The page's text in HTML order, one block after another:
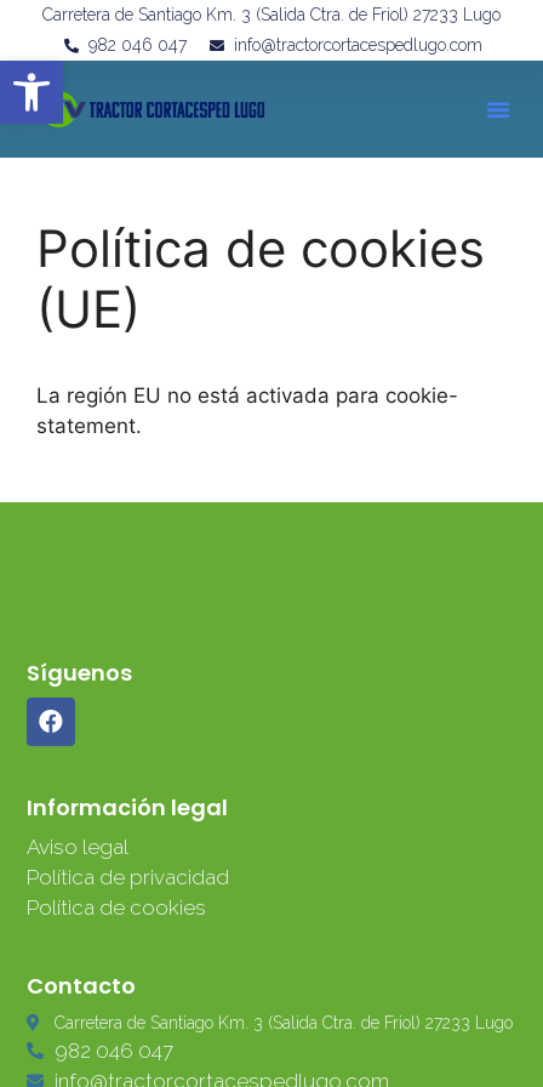
Abrir barra de herramientas
Carretera de Santiago Km. 3 (Salida Ctra. de Friol) 27233 Lugo
982 046 047
info@tractorcortacespedlugo.com
Política de cookies
(UE)
La región EU no está activada para cookie-
statement.
Contacto
Carretera de Santiago Km. 3 (Salida Ctra. de Friol) 27233 Lugo
982 046 047
info@tractorcortacespedlugo.com
Información legal
Aviso legal
Política de privacidad
Política de cookies
Síguenos